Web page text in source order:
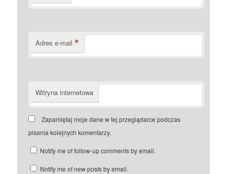
Adres e-mail *
Witryna internetowa
Zapamiętaj moje dane w tej przeglądarce podczas
pisania kolejnych komentarzy.
Notify me of follow-up comments by email.
Notify me of new posts by email.